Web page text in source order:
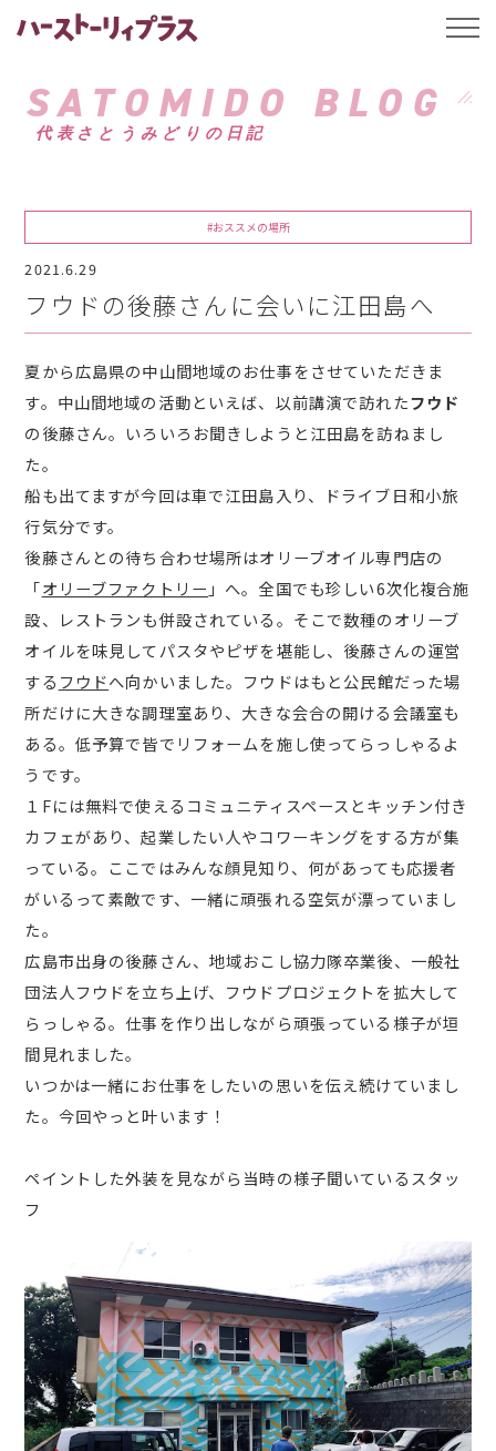
ハーストーリィプ
SATOMIDO BLOG
代表さとうみどりの日記
#おススメの場所
2021.6.29
フウドの後藤さんに会いに江田島へ
夏から広島県の中山間地域のお仕事をさせていただきま
す。中山間地域の活動といえば、以前講演で訪れたフウド
の後藤さん。いろいろお聞きしようと江田島を訪ねまし
た。
船も出てますが今回は車で江田島入り、ドライブ日和小旅
行気分です。
後藤さんとの待ち合わせ場所はオリーブオイル専門店の
「オリーブファクトリー 」へ。全国でも珍しい6次化複合施
設、レストランも併設されている。そこで数種のオリーブ
オイルを味見してパスタやピザを堪能し、後藤さんの運営
する フウドへ向かいました。フウドはもと公民館だった場
所だけに大きな調理室あり、大きな会合の開ける会議室も
ある。低予算で皆でリフォームを施し使ってらっしゃるよ
うです。
１Fには無料で使えるコミュニティスペースとキッチン付き
カフェがあり、起業したい人やコワーキングをする方が集
っている。ここではみんな顔見知り、何があっても応援者
がいるって素敵です、一緒に頑張れる空気が漂っていまし
た。
広島市出身の後藤さん、地域おこし協力隊卒業後、一般社
団法人フウドを立ち上げ、フウドプロジェクトを拡大して
らっしゃる。仕事を作り出しながら頑張っている様子が垣
間見れました。
いつかは一緒にお仕事をしたいの思いを伝え続けていまし
た。今回やっと叶います！
ペイントした外装を見ながら当時の様子聞いているスタッ
フ
t
l
a